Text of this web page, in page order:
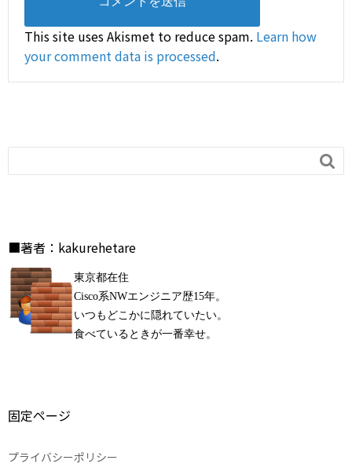
This site uses Akismet to reduce spam. Learn how
your comment data is processed.

■著者：kakurehetare
東京都在住
Cisco系NWエンジニア歴15年。
いつもどこかに隠れていたい。
食べているときが一番幸せ。
固定ページ
プライバシーポリシー